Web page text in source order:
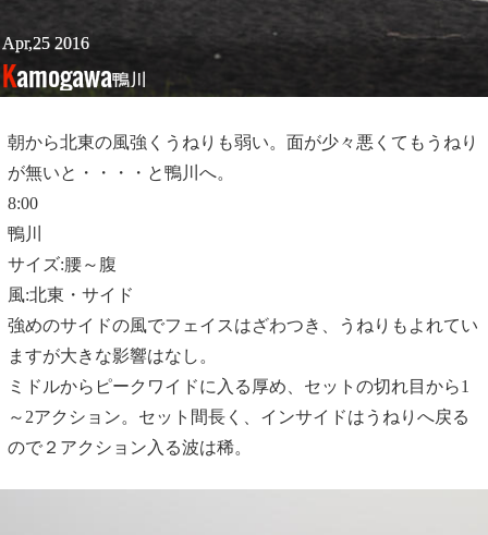
Unusually
Video Logs
Apr,25 2016
Kamogawa鴨川
朝から北東の風強くうねりも弱い。面が少々悪くてもうねり
が無いと・・・・と鴨川へ。
8:00
鴨川
サイズ:腰～腹
風:北東・サイド
強めのサイドの風でフェイスはざわつき、うねりもよれてい
ますが大きな影響はなし。
ミドルからピークワイドに入る厚め、セットの切れ目から1
～2アクション。セット間長く、インサイドはうねりへ戻る
ので２アクション入る波は稀。